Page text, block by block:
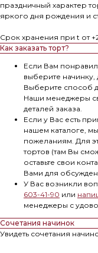
праздничный характер
яркого дня рождения и
Срок хранения при t от
Как заказать торт?
Если Вам
выберите начинку,
Выберите способ
Наши менеджеры
деталей заказа.
Если у Вас есть
нашем каталоге,
пожеланиям. Для
тортов (там Вы
оставьте свои
Вами для
У Вас возникли
603-41-90 или
менеджеры с
Сочетания начинок
Увидеть сочетания